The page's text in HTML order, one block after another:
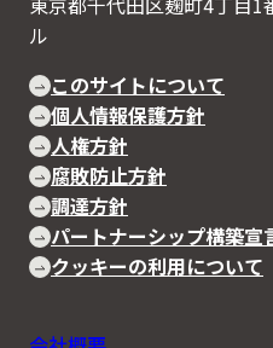
ル
このサイトについて
個人情報保護方針
人権方針
腐敗防止方針
調達方針
パートナーシップ構築宣
クッキーの利用について